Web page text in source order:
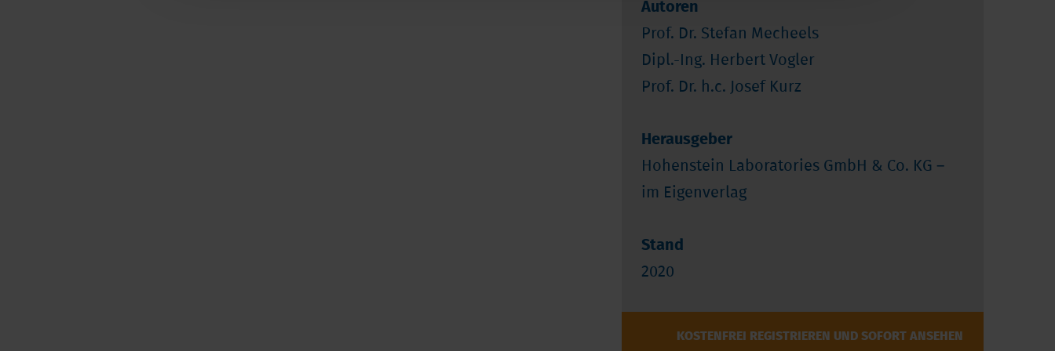
Autoren
Prof. Dr. Stefan Mecheels
Dipl.-Ing. Herbert Vogler
Prof. Dr. h.c. Josef Kurz
Herausgeber
Hohenstein Laboratories GmbH & Co. KG –
im Eigenverlag
Stand
2020
KOSTENFREI REGISTRIEREN UND SOFORT ANSEHEN